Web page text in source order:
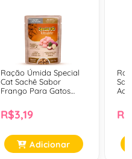
Ração Úmida Special
Cat Sachê Sabor
Frango Para Gatos
R$3,19
Adicionar
Ao